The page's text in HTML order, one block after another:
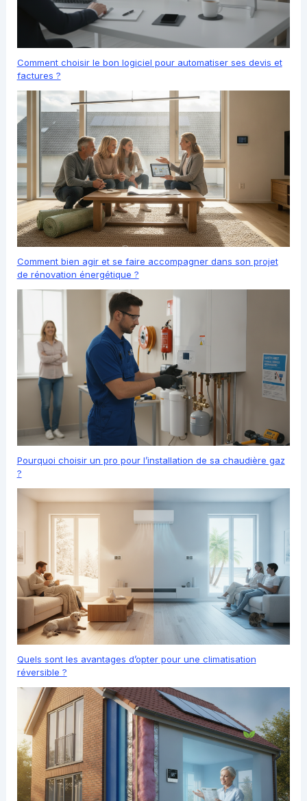
Comment choisir le bon logiciel pour automatiser ses devis et
factures ?
Comment bien agir et se faire accompagner dans son projet
de rénovation énergétique ?
Pourquoi choisir un pro pour l’installation de sa chaudière gaz
?
Quels sont les avantages d’opter pour une climatisation
réversible ?